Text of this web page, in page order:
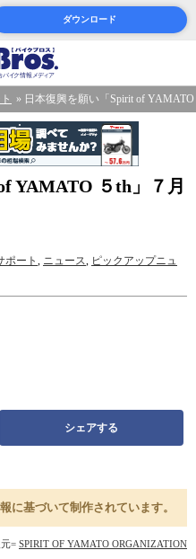
ダウンロード
日本復興を願い「Spirit of
YAMATO ５th」７月
ポート , ニュース, ピックアップニュ
シェアする
に基づいて制作されています。
= SPIRIT OF YAMATO ORGANIZATION